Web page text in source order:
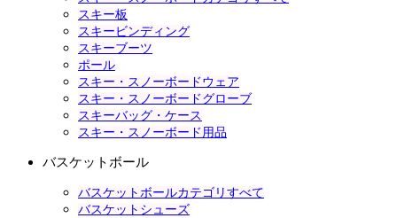
スキー板
スキービンディング
スキーブーツ
ポール
スキー・スノーボードウェア
スキー・スノーボードグローブ
スキーバッグ・ケース
スキー・スノーボード用品
バスケットボール
バスケットボールカテゴリすべて
バスケットシューズ